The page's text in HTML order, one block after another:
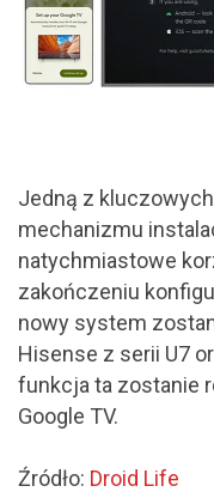
Jedną z
mechanizmu
natychmiastowe
zakończeniu
nowy system
Hisense z serii U7
funkcja ta zostanie
Google TV.
Źródło: Droid Life